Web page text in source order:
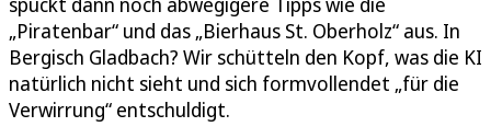
„Piratenbar“ und das „Bierhaus St. Oberholz“ aus. In
Bergisch Gladbach? Wir schütteln den Kopf, was die KI
natürlich nicht sieht und sich formvollendet „für die
Verwirrung“ entschuldigt.